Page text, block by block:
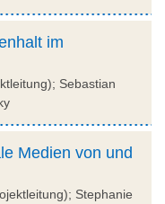
im
Sebastian
Medien von und
Stephanie